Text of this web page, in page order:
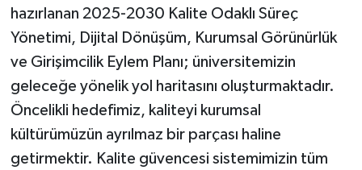
hazırlanan 2025-2030 Kalite Odaklı Süreç
Yönetimi, Dijital Dönüşüm, Kurumsal Görünürlük
ve Girişimcilik Eylem Planı; üniversitemizin
geleceğe yönelik yol haritasını oluşturmaktadır.
Öncelikli hedefimiz, kaliteyi kurumsal
kültürümüzün ayrılmaz bir parçası haline
getirmektir. Kalite güvencesi sistemimizin tüm